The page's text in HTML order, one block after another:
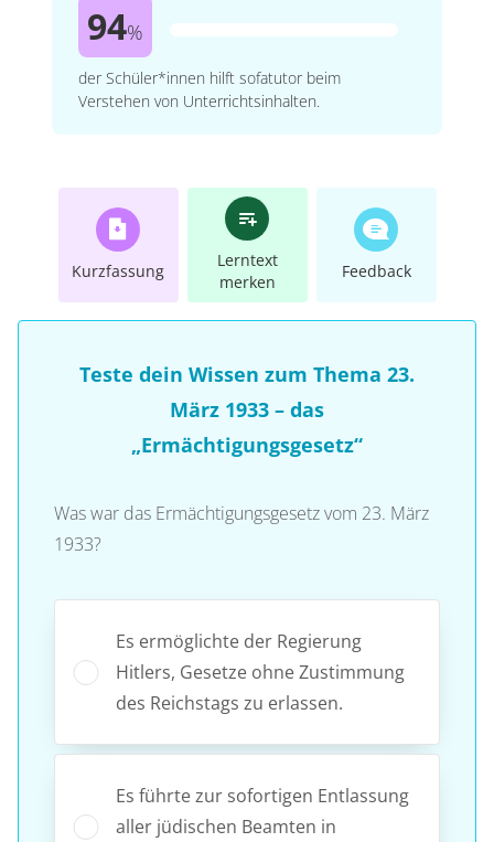
94%
der Schüler*innen hilft sofatutor beim
Verstehen von Unterrichtsinhalten.
Kurzfassung
Lerntext
merken
Feedback
Teste dein Wissen zum Thema 23.
März 1933 – das
„Ermächtigungsgesetz“
Was war das Ermächtigungsgesetz vom 23. März
1933?
Es ermöglichte der Regierung
Hitlers, Gesetze ohne Zustimmung
des Reichstags zu erlassen.
Es führte zur sofortigen Entlassung
aller jüdischen Beamten in